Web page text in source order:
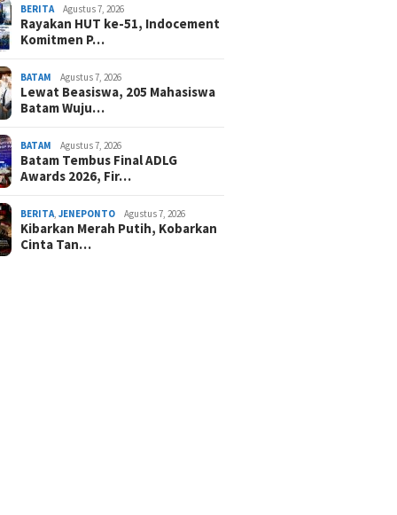
BERITA Agustus 7, 2026
Rayakan HUT ke-51, Indocement
Komitmen P…
BATAM Agustus 7, 2026
Lewat Beasiswa, 205 Mahasiswa
Batam Wuju…
BATAM Agustus 7, 2026
Batam Tembus Final ADLG
Awards 2026, Fir…
BERITA ,JENEPONTO Agustus 7, 2026
Kibarkan Merah Putih, Kobarkan
Cinta Tan…